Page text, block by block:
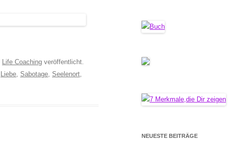
Life Coaching veröffentlicht.
Liebe, Sabotage, Seelenort,
NEUESTE BEITRÄGE